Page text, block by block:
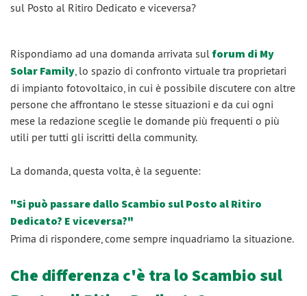
sul Posto al Ritiro Dedicato e viceversa?
Rispondiamo ad una domanda arrivata sulforum di My
Solar Family, lo spazio di confronto virtuale tra proprietari
di impianto fotovoltaico, in cui è possibile discutere con altre
persone che affrontano le stesse situazioni e da cui ogni
mese la redazione sceglie le domande più frequenti o più
utili per tutti gli iscritti della community.
La domanda, questa volta, è la seguente:
"Si può passare dallo Scambio sul Posto al Ritiro
Dedicato? E viceversa?"
Prima di rispondere, come sempre inquadriamo la situazione.
Che differenza c'è tra lo Scambio sul